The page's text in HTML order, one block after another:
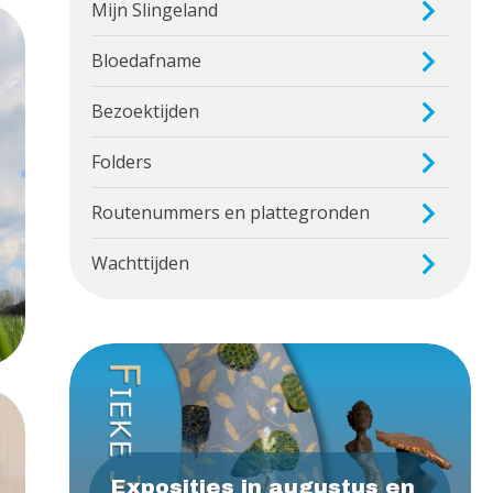
Mijn Slingeland
Bloedafname
Bezoektijden
Folders
Routenummers en plattegronden
Wachttijden
Exposities in augustus en